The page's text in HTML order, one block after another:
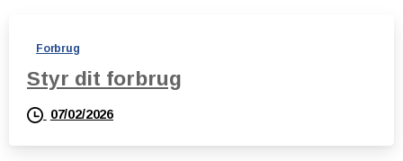
Forbrug
Styr dit forbrug
07/02/2026